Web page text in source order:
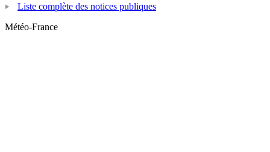
Liste complète des notices publiques
Météo-France